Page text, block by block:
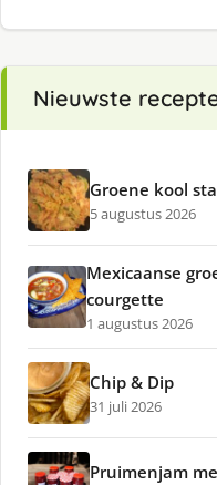
Nieuwste
Groene kool
5 augustus 2026
Mexicaanse
courgette
1 augustus 2026
Chip & Dip
31 juli 2026
Pruimenjam